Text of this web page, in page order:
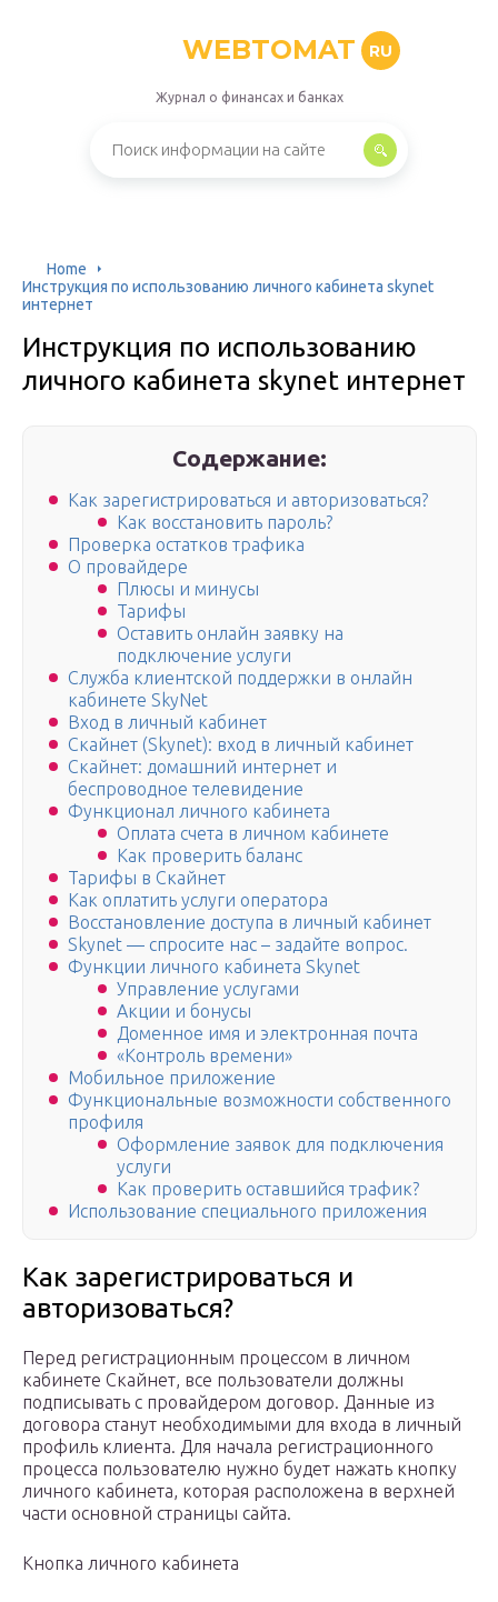
WEBTOMAT RU
Журнал о финансах и банках
Home
Инструкция по использованию личного кабинета skynet
интернет
Инструкция по использованию
личного кабинета skynet интернет
Содержание:
Как зарегистрироваться и авторизоваться?
Как восстановить пароль?
Проверка остатков трафика
О провайдере
Плюсы и минусы
Тарифы
Оставить онлайн заявку на
подключение услуги
Служба клиентской поддержки в онлайн
кабинете SkyNet
Вход в личный кабинет
Скайнет (Skynet): вход в личный кабинет
Скайнет: домашний интернет и
беспроводное телевидение
Функционал личного кабинета
Оплата счета в личном кабинете
Как проверить баланс
Тарифы в Скайнет
Как оплатить услуги оператора
Восстановление доступа в личный кабинет
Skynet — спросите нас – задайте вопрос.
Функции личного кабинета Skynet
Управление услугами
Акции и бонусы
Доменное имя и электронная почта
«Контроль времени»
Мобильное приложение
Функциональные возможности собственного
профиля
Оформление заявок для подключения
услуги
Как проверить оставшийся трафик?
Использование специального приложения
Как зарегистрироваться и
авторизоваться?
Перед регистрационным процессом в личном
кабинете Скайнет, все пользователи должны
подписывать с провайдером договор. Данные из
договора станут необходимыми для входа в личный
профиль клиента. Для начала регистрационного
процесса пользователю нужно будет нажать кнопку
личного кабинета, которая расположена в верхней
части основной страницы сайта.
Кнопка личного кабинета